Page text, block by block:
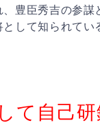
豊臣秀吉の参
して知られてい
て自己